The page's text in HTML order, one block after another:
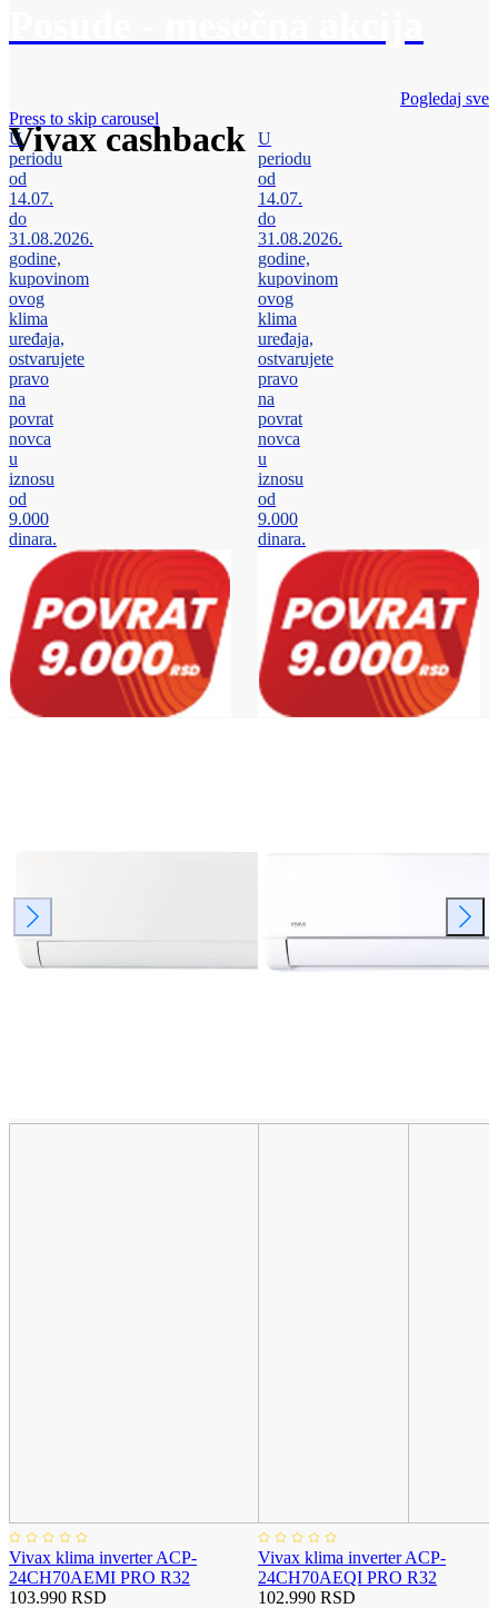
Vivax cashback
Pogledaj sve
Press to skip carousel
U
periodu
od
14.07.
do
31.08.2026.
godine,
kupovinom
ovog
klima
uređaja,
ostvarujete
pravo
na
povrat
novca
u
iznosu
od
9.000
dinara.
Vivax klima inverter ACP-
24CH70AEMI PRO R32
103.990 RSD
U
periodu
od
14.07.
do
31.08.2026.
godine,
kupovinom
ovog
klima
uređaja,
ostvarujete
pravo
na
povrat
novca
u
iznosu
od
9.000
dinara.
Vivax klima inverter ACP-
24CH70AEQI PRO R32
102.990 RSD